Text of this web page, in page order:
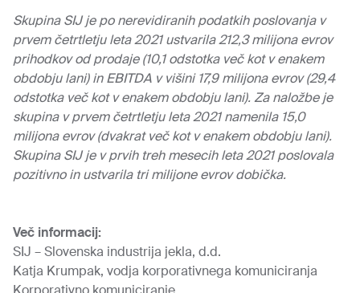
Skupina SIJ je po nerevidiranih podatkih poslovanja v
prvem četrtletju leta 2021 ustvarila 212,3 milijona evrov
prihodkov od prodaje (10,1 odstotka več kot v enakem
obdobju lani) in EBITDA v višini 17,9 milijona evrov (29,4
odstotka več kot v enakem obdobju lani). Za naložbe je
skupina v prvem četrtletju leta 2021 namenila 15,0
milijona evrov (dvakrat več kot v enakem obdobju lani).
Skupina SIJ je v prvih treh mesecih leta 2021 poslovala
pozitivno in ustvarila tri milijone evrov dobička.
Več informacij:
SIJ – Slovenska industrija jekla, d.d.
Katja Krumpak, vodja korporativnega komuniciranja